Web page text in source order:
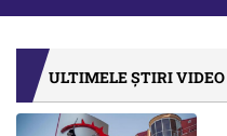
ULTIMELE ȘTIRI VIDEO